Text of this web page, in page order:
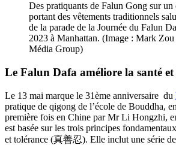
Des pratiquants de Falun Gong sur un
portant des vêtements traditionnels
de la parade de la Journée du Falun
2023 à Manhattan. (Image : Mark
Média Group)
Le Falun Dafa améliore la santé
Le 13 mai marque le 31ème anniversaire du
pratique de qigong de l’école de Bouddha,
première fois en Chine par Mr Li Hongzhi,
est basée sur les trois principes
et tolérance (真善忍). Elle inclut une série